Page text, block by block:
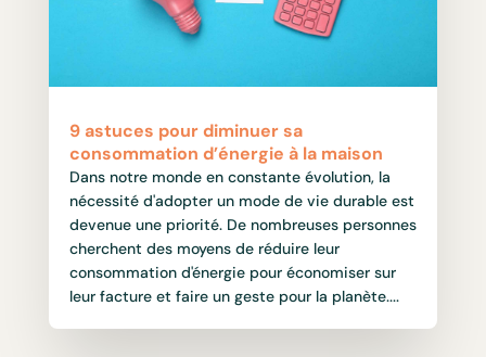
9 astuces pour diminuer sa
consommation d’énergie à la maison
Dans notre monde en constante évolution, la
nécessité d'adopter un mode de vie durable est
devenue une priorité. De nombreuses personnes
cherchent des moyens de réduire leur
consommation d'énergie pour économiser sur
leur facture et faire un geste pour la planète....